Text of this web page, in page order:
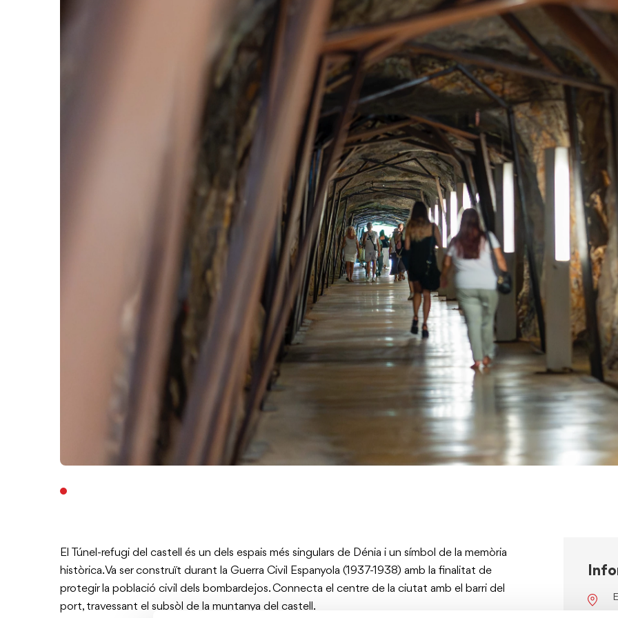
El Túnel-refugi del castell és un dels espais més singulars de Dénia i un símbol de la memòria
històrica. Va ser construït durant la Guerra Civil Espanyola (1937-1938) amb la finalitat de
protegir la població civil dels bombardejos. Connecta el centre de la ciutat amb el barri del
port, travessant el subsòl de la muntanya del castell.